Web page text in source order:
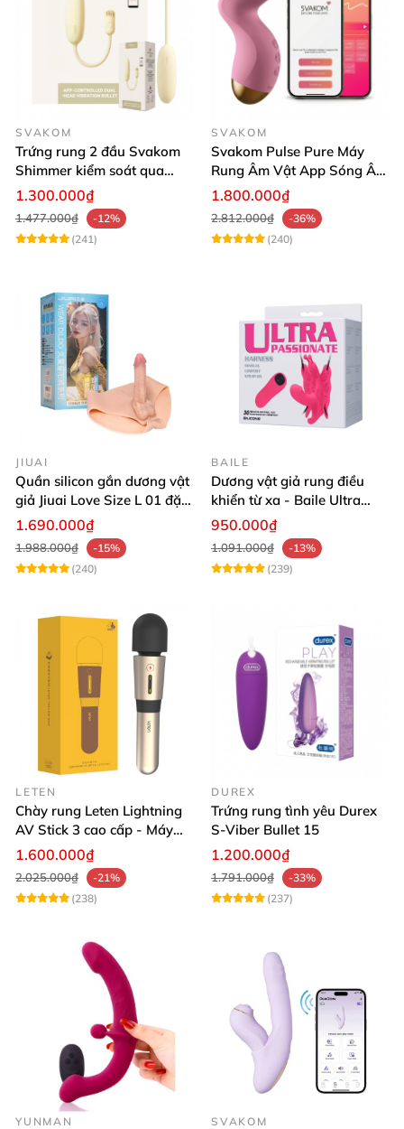
SVAKOM
Trứng rung 2 đầu Svakom
Shimmer kiểm soát qua
App kích thích đa điểm
1.300.000₫
1.477.000₫
-12%
(241)
SVAKOM
Svakom Pulse Pure Máy
Rung Âm Vật App Sóng Âm
Tăng Khoái Cảm
1.800.000₫
2.812.000₫
-36%
(240)
JIUAI
Quần silicon gắn dương vật
giả Jiuai Love Size L 01 đặc
ruột cho Les
1.690.000₫
1.988.000₫
-15%
(240)
BAILE
Dương vật giả rung điều
khiển từ xa - Baile Ultra
Passionate
950.000₫
1.091.000₫
-13%
(239)
LETEN
Chày rung Leten Lightning
AV Stick 3 cao cấp - Máy
massage tốt nhất
1.600.000₫
2.025.000₫
-21%
(238)
DUREX
Trứng rung tình yêu Durex
S-Viber Bullet 15
1.200.000₫
1.791.000₫
-33%
(237)
YUNMAN SVAKOM